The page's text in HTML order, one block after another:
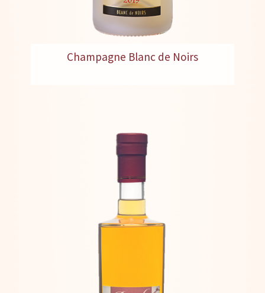
Champagne Blanc de Noirs